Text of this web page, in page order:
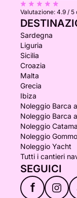
Valutazione: 4.9 / 5
Sardegna
Liguria
Sicilia
Croazia
Malta
Grecia
Ibiza
Noleggio Barca
Noleggio Barca
Noleggio
Noleggio
Noleggio Yacht
Tutti i cantieri
SEGUICI
f